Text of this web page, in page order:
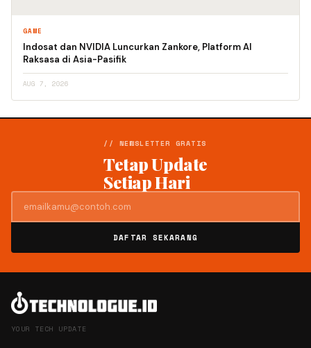
GAME
Indosat dan NVIDIA Luncurkan Zankore, Platform AI
Raksasa di Asia-Pasifik
AUG 7, 2026
// NEWSLETTER GRATIS
Tetap Update
Setiap Hari
DAFTAR SEKARANG
YOUR TECH UPDATE